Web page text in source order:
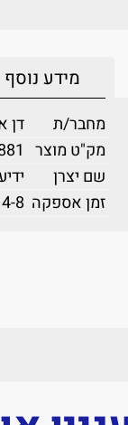
מידע נוסף
מחבר/ת
דן
מק"ט מוצר
שם יצרן
זמן אספקה 4-8 ימי עסקים